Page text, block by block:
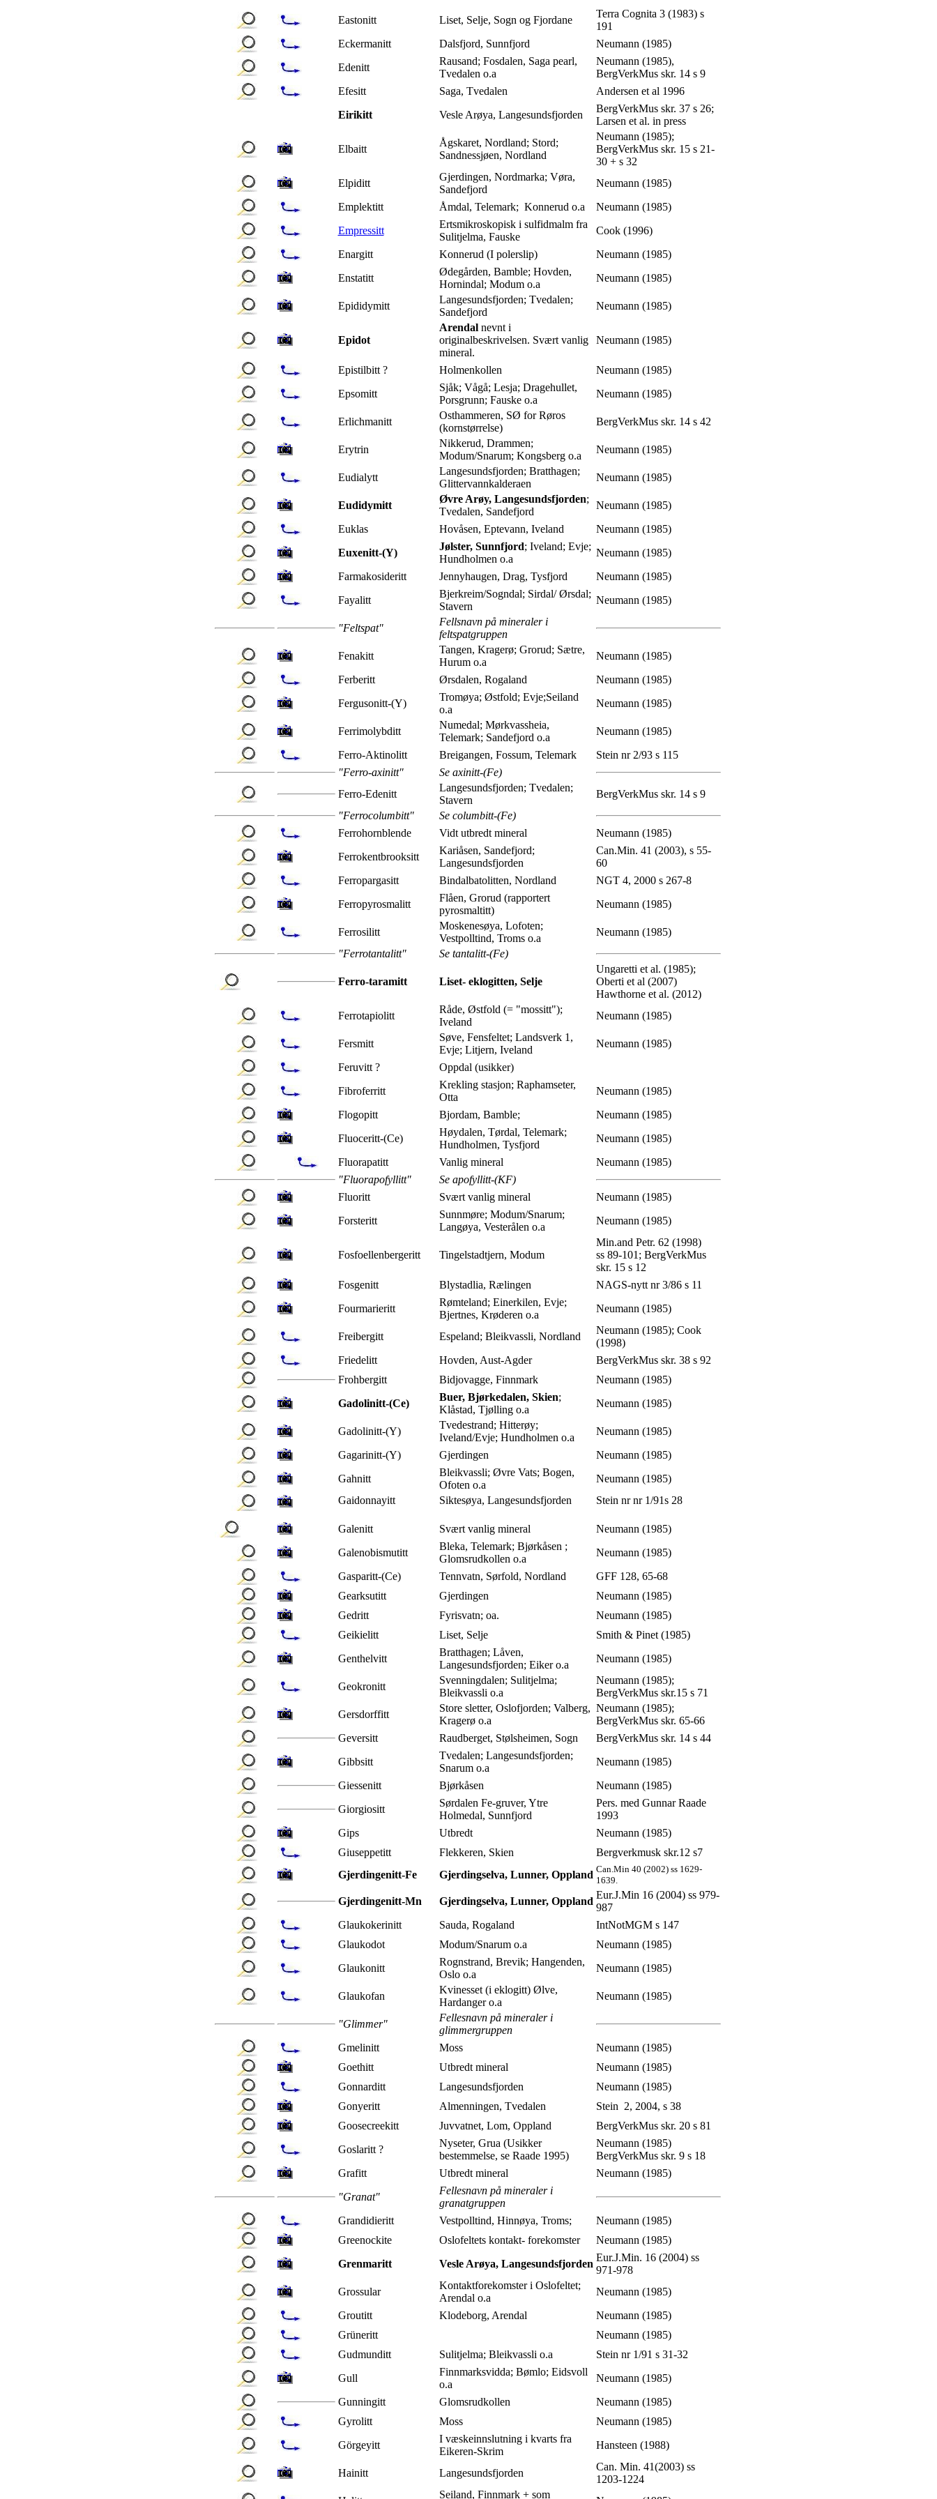
Eastonitt Liset, Selje, Sogn og Fjordane
Terra Cognita 3 (1983) s
191
Eckermanitt
Dalsfjord, Sunnfjord
Neumann (1985)
Edenitt
Rausand; Fosdalen, Saga pearl,
Tvedalen o.a
Neumann (1985),
BergVerkMus skr. 14 s 9
Efesitt
Saga, Tvedalen
Andersen et al 1996
Eirikitt
Vesle Arøya, Langesundsfjorden
BergVerkMus skr. 37 s 26;
Larsen et al. in press
Elbaitt
Ågskaret, Nordland; Stord;
Sandnessjøen, Nordland
Neumann (1985);
BergVerkMus skr. 15 s 21-
30 + s 32
Elpiditt
Gjerdingen, Nordmarka; Vøra,
Sandefjord
Neumann (1985)
Emplektitt
Åmdal, Telemark; Konnerud o.a
Neumann (1985)
Empressitt
Ertsmikroskopisk i sulfidmalm fra
Sulitjelma, Fauske
Cook (1996)
Enargitt
Konnerud (I polerslip)
Neumann (1985)
Enstatitt
Ødegården, Bamble; Hovden,
Hornindal; Modum o.a
Neumann (1985)
Epididymitt
Langesundsfjorden; Tvedalen;
Sandefjord
Neumann (1985)
Epidot
Arendalnevnt i
originalbeskrivelsen. Svært vanlig
mineral.
Neumann (1985)
Epistilbitt ? Holmenkollen
Neumann (1985)
Epsomitt
Sjåk; Vågå; Lesja; Dragehullet,
Porsgrunn; Fauske o.a
Neumann (1985)
Erlichmanitt
Osthammeren, SØ for Røros
(kornstørrelse)
BergVerkMus skr. 14 s 42
Erytrin
Nikkerud, Drammen;
Modum/Snarum; Kongsberg o.a
Neumann (1985)
Eudialytt
Langesundsfjorden; Bratthagen;
Glittervannkalderaen
Neumann (1985)
Eudidymitt
Øvre Arøy, Langesundsfjorden;
Tvedalen, Sandefjord
Neumann (1985)
Euklas
Hovåsen, Eptevann, Iveland
Neumann (1985)
Euxenitt-(Y)
Jølster, Sunnfjord; Iveland; Evje;
Hundholmen o.a
Neumann (1985)
Farmakosideritt
Jennyhaugen, Drag, Tysfjord
Neumann (1985)
Fayalitt
Bjerkreim/Sogndal; Sirdal/ Ørsdal;
Stavern
Neumann (1985)
"Feltspat"
Fellsnavn på mineraler i
feltspatgruppen
Fenakitt
Tangen, Kragerø; Grorud; Sætre,
Hurum o.a
Neumann (1985)
Ferberitt
Ørsdalen, Rogaland
Neumann (1985)
Fergusonitt-(Y)
Tromøya; Østfold; Evje;Seiland
o.a
Neumann (1985)
Ferrimolybditt
Numedal; Mørkvassheia,
Telemark; Sandefjord o.a
Neumann (1985)
Ferro-Aktinolitt
Breigangen, Fossum, Telemark
Stein nr 2/93 s 115
"Ferro-axinitt"
Se axinitt-(Fe)
Ferro-Edenitt
Langesundsfjorden; Tvedalen;
Stavern
BergVerkMus skr. 14 s 9
"Ferrocolumbitt"
Se columbitt-(Fe)
Ferrohornblende
Vidt utbredt mineral
Neumann (1985)
Ferrokentbrooksitt
Kariåsen, Sandefjord;
Langesundsfjorden
Can.Min. 41 (2003), s 55-
60
Ferropargasitt
Bindalbatolitten, Nordland
NGT 4, 2000 s 267-8
Ferropyrosmalitt
Flåen, Grorud (rapportert
pyrosmaltitt)
Neumann (1985)
Ferrosilitt
Moskenesøya, Lofoten;
Vestpolltind, Troms o.a
Neumann (1985)
"Ferrotantalitt"
Se tantalitt-(Fe)
Ferro-taramitt Liset- eklogitten, Selje
Ungaretti et al. (1985);
Oberti et al (2007)
Hawthorne et al. (2012)
Ferrotapiolitt
Råde, Østfold (= "mossitt");
Iveland
Neumann (1985)
Fersmitt
Søve, Fensfeltet; Landsverk 1,
Evje; Litjern, Iveland
Neumann (1985)
Feruvitt ?
Oppdal (usikker)
Fibroferritt
Krekling stasjon; Raphamseter,
Otta
Neumann (1985)
Flogopitt
Bjordam, Bamble;
Neumann (1985)
Fluoceritt-(Ce)
Høydalen, Tørdal, Telemark;
Hundholmen, Tysfjord
Neumann (1985)
Fluorapatitt
Vanlig mineral
Neumann (1985)
"Fluorapofyllitt"
Se apofyllitt-(KF)
Fluoritt
Svært vanlig mineral
Neumann (1985)
Forsteritt
Sunnmøre; Modum/Snarum;
Langøya, Vesterålen o.a
Neumann (1985)
Fosfoellenbergeritt Tingelstadtjern, Modum
Min.and Petr. 62 (1998)
ss 89-101; BergVerkMus
skr. 15 s 12
Fosgenitt
Blystadlia, Rælingen
NAGS-nytt nr 3/86 s 11
Fourmarieritt
Rømteland; Einerkilen, Evje;
Bjertnes, Krøderen o.a
Neumann (1985)
Freibergitt Espeland; Bleikvassli, Nordland
Neumann (1985); Cook
(1998)
Friedelitt
Hovden, Aust-Agder
BergVerkMus skr. 38 s 92
Frohbergitt
Bidjovagge, Finnmark
Neumann (1985)
Gadolinitt-(Ce)
Buer, Bjørkedalen, Skien;
Klåstad, Tjølling o.a
Neumann (1985)
Gadolinitt-(Y)
Tvedestrand; Hitterøy;
Iveland/Evje; Hundholmen o.a
Neumann (1985)
Gagarinitt-(Y)
Gjerdingen
Neumann (1985)
Gahnitt
Bleikvassli; Øvre Vats; Bogen,
Ofoten o.a
Neumann (1985)
Gaidonnayitt
Siktesøya, Langesundsfjorden Stein nr nr 1/91s 28
Galenitt Svært vanlig mineral
Neumann (1985)
Galenobismutitt
Bleka, Telemark; Bjørkåsen ;
Glomsrudkollen o.a
Neumann (1985)
Gasparitt-(Ce)
Tennvatn, Sørfold, Nordland
GFF 128, 65-68
Gearksutitt
Gjerdingen
Neumann (1985)
Gedritt
Fyrisvatn; oa.
Neumann (1985)
Geikielitt
Liset, Selje
Smith & Pinet (1985)
Genthelvitt
Bratthagen; Låven,
Langesundsfjorden; Eiker o.a
Neumann (1985)
Geokronitt
Svenningdalen; Sulitjelma;
Bleikvassli o.a
Neumann (1985);
BergVerkMus skr.15 s 71
Gersdorffitt
Store sletter, Oslofjorden; Valberg,
Kragerø o.a
Neumann (1985);
BergVerkMus skr. 65-66
Geversitt
Raudberget, Stølsheimen, Sogn
BergVerkMus skr. 14 s 44
Gibbsitt
Tvedalen; Langesundsfjorden;
Snarum o.a
Neumann (1985)
Giessenitt
Bjørkåsen
Neumann (1985)
Giorgiositt
Sørdalen Fe-gruver, Ytre
Holmedal, Sunnfjord
Pers. med Gunnar Raade
1993
Gips
Utbredt
Neumann (1985)
Giuseppetitt
Flekkeren, Skien
Bergverkmusk skr.12 s7
Gjerdingenitt-Fe
Gjerdingselva, Lunner, Oppland Can.Min 40 (2002) ss 1629-
1639.
Gjerdingenitt-Mn Gjerdingselva, Lunner, Oppland
Eur.J.Min 16 (2004) ss 979-
987
Glaukokerinitt
Sauda, Rogaland
IntNotMGM s 147
Glaukodot
Modum/Snarum o.a
Neumann (1985)
Glaukonitt
Rognstrand, Brevik; Hangenden,
Oslo o.a
Neumann (1985)
Glaukofan
Kvinesset (i eklogitt) Ølve,
Hardanger o.a
Neumann (1985)
"Glimmer"
Fellesnavn på mineraler i
glimmergruppen
Gmelinitt
Moss
Neumann (1985)
Goethitt
Utbredt mineral
Neumann (1985)
Gonnarditt
Langesundsfjorden
Neumann (1985)
Gonyeritt
Almenningen, Tvedalen
Stein 2, 2004, s 38
Goosecreekitt
Juvvatnet, Lom, Oppland
BergVerkMus skr. 20 s 81
Goslaritt ?
Nyseter, Grua (Usikker
bestemmelse, se Raade 1995)
Neumann (1985)
BergVerkMus skr. 9 s 18
Grafitt
Utbredt mineral
Neumann (1985)
"Granat"
Fellesnavn på mineraler i
granatgruppen
Grandidieritt
Vestpolltind, Hinnøya, Troms;
Neumann (1985)
Greenockite
Oslofeltets kontakt- forekomster
Neumann (1985)
Grenmaritt
Vesle Arøya, Langesundsfjorden
Eur.J.Min. 16 (2004) ss
971-978
Grossular
Kontaktforekomster i Oslofeltet;
Arendal o.a
Neumann (1985)
Groutitt
Klodeborg, Arendal
Neumann (1985)
Grüneritt
Neumann (1985)
Gudmunditt
Sulitjelma; Bleikvassli o.a
Stein nr 1/91 s 31-32
Gull
Finnmarksvidda; Bømlo; Eidsvoll
o.a
Neumann (1985)
Gunningitt
Glomsrudkollen
Neumann (1985)
Gyrolitt
Moss
Neumann (1985)
Görgeyitt
I væskeinnslutning i kvarts fra
Eikeren-Skrim
Hansteen (1988)
Hainitt Langesundsfjorden
Can. Min. 41(2003) ss
1203-1224
Seiland, Finnmark + som